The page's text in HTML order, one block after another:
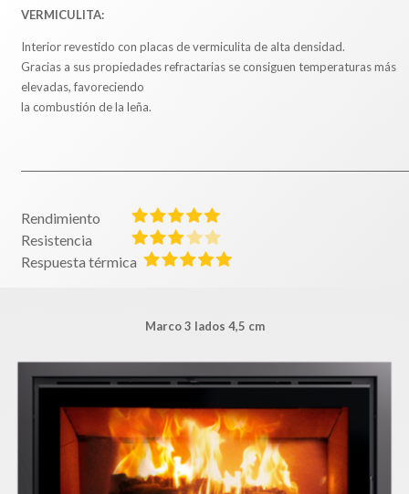
VERMICULITA:
Interior revestido con placas de vermiculita de alta densidad.
Gracias a sus propiedades refractarias se consiguen temperaturas más
elevadas, favoreciendo
la combustión de la leña.
Rendimiento
Resistencia
Respuesta térmica
Marco 3 lados 4,5 cm